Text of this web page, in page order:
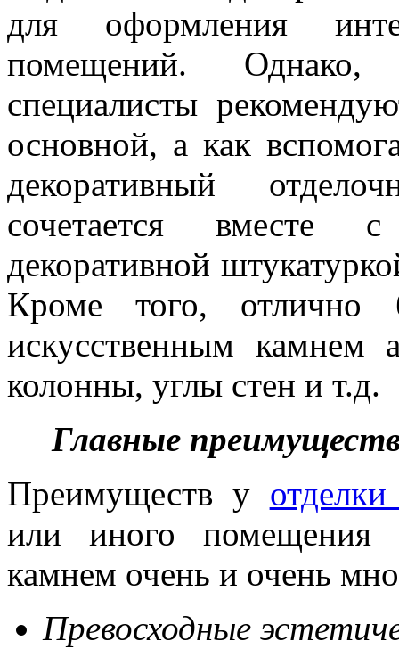
для оформления
помещений.
специалисты
основной, а как
декоративный
сочетается вместе
декоративной
Кроме того, отлично
искусственным
колонны, углы стен и т.д.
Главные
Преимуществ у
или иного помещения
камнем очень и очень
Превосходные